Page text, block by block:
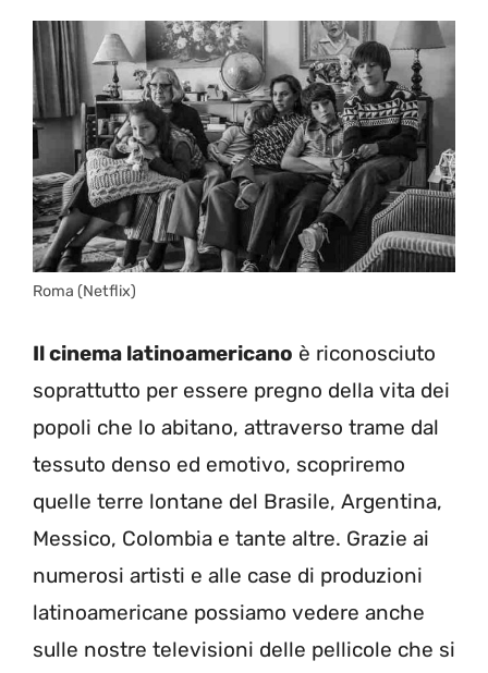
Roma (Netflix)
Il cinema latinoamericano è riconosciuto
soprattutto per essere pregno della vita dei
popoli che lo abitano, attraverso trame dal
tessuto denso ed emotivo, scopriremo
quelle terre lontane del Brasile, Argentina,
Messico, Colombia e tante altre. Grazie ai
numerosi artisti e alle case di produzioni
latinoamericane possiamo vedere anche
sulle nostre televisioni delle pellicole che si